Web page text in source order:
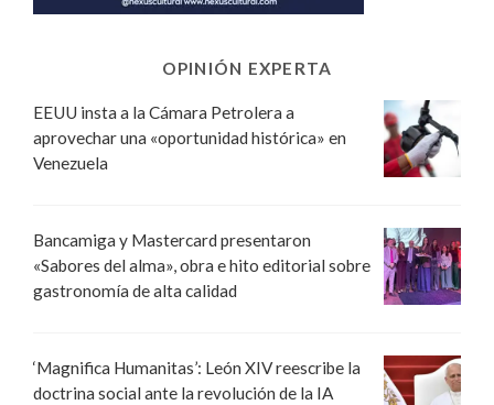
OPINIÓN EXPERTA
EEUU insta a la Cámara Petrolera a
aprovechar una «oportunidad histórica» en
Venezuela
Bancamiga y Mastercard presentaron
«Sabores del alma», obra e hito editorial sobre
gastronomía de alta calidad
‘Magnifica Humanitas’: León XIV reescribe la
doctrina social ante la revolución de la IA